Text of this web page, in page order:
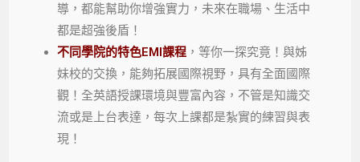
導，都能幫助你增強實力，未來在職場、生活中
都是超強後盾！
不同學院的特色EMI課程 ，等你一探究竟！與姊
妹校的交換，能夠拓展國際視野，具有全面國際
觀！全英語授課環境與豐富內容，不管是知識交
流或是上台表達，每次上課都是紮實的練習與表
現！